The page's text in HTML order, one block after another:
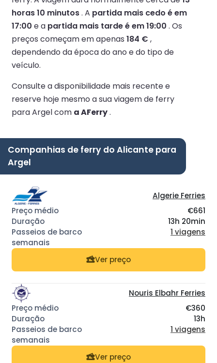
horas 10 minutos. A partida mais cedo é em
17:00 e a partida mais tarde é em 19:00 . Os
preços começam em apenas 184 € ,
dependendo da época do ano e do tipo de
veículo.
Consulte a disponibilidade mais recente e
reserve hoje mesmo a sua viagem de ferry
para Argel com a AFerry.
Companhias de ferry do Alicante para
Argel
Algerie Ferries
€661
13h 20min
1 viagens
Ver preço
Nouris Elbahr Ferries
€360
13h
1 viagens
Ver preço